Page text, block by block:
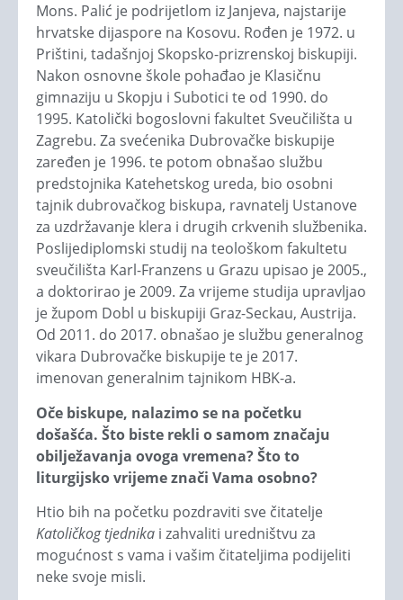
Mons. Palić je podrijetlom iz Janjeva, najstarije
hrvatske dijaspore na Kosovu. Rođen je 1972. u
Prištini, tadašnjoj Skopsko-prizrenskoj biskupiji.
Nakon osnovne škole pohađao je Klasičnu
gimnaziju u Skopju i Subotici te od 1990. do
1995. Katolički bogoslovni fakultet Sveučilišta u
Zagrebu. Za svećenika Dubrovačke biskupije
zaređen je 1996. te potom obnašao službu
predstojnika Katehetskog ureda, bio osobni
tajnik dubrovačkog biskupa, ravnatelj Ustanove
za uzdržavanje klera i drugih crkvenih službenika.
Poslijediplomski studij na teološkom fakultetu
sveučilišta Karl-Franzens u Grazu upisao je 2005.,
a doktorirao je 2009. Za vrijeme studija upravljao
je župom Dobl u biskupiji Graz-Seckau, Austrija.
Od 2011. do 2017. obnašao je službu generalnog
vikara Dubrovačke biskupije te je 2017.
imenovan generalnim tajnikom HBK-a.
Oče biskupe, nalazimo se na početku
došašća. Što biste rekli o samom značaju
obilježavanja ovoga vremena? Što to
liturgijsko vrijeme znači Vama osobno?
Htio bih na početku pozdraviti sve čitatelje
Katoličkog tjednika i zahvaliti uredništvu za
mogućnost s vama i vašim čitateljima podijeliti
neke svoje misli.